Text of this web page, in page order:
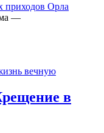
приходов Орла
—
в